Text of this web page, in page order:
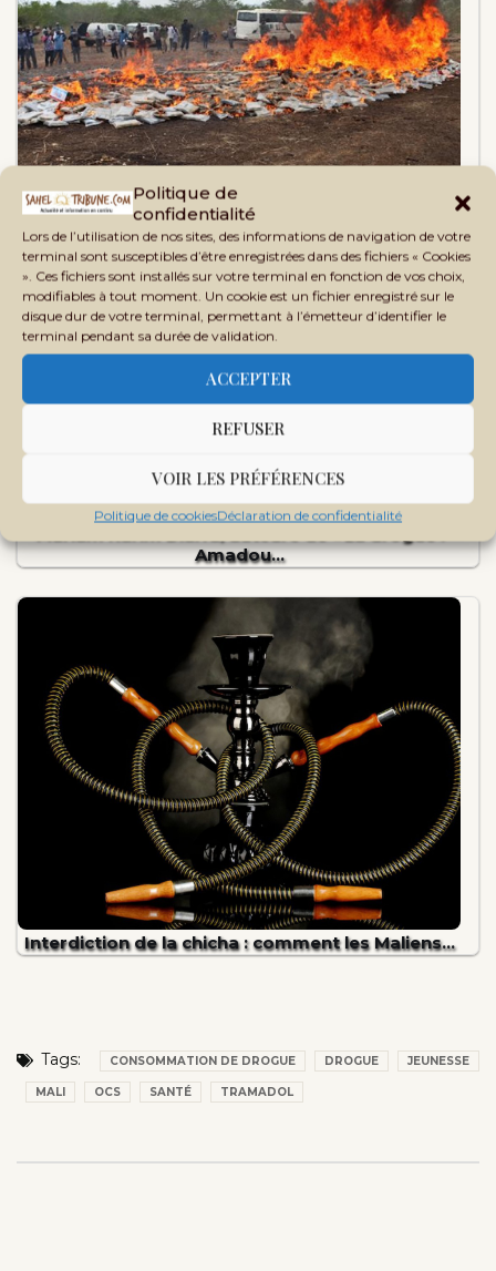
Politique de
confidentialité
Lors de l’utilisation de nos sites, des informations de navigation de votre
terminal sont susceptibles d’être enregistrées dans des fichiers « Cookies
». Ces fichiers sont installés sur votre terminal en fonction de vos choix,
modifiables à tout moment. Un cookie est un fichier enregistré sur le
disque dur de votre terminal, permettant à l’émetteur d’identifier le
terminal pendant sa durée de validation.
ACCEPTER
REFUSER
VOIR LES PRÉFÉRENCES
Politique de cookiesDéclaration de confidentialité
Incinération de stupéfiants : une victoire…
Amadou…
Interdiction de la chicha : comment les Maliens…
Tags: CONSOMMATION DE DROGUE DROGUE JEUNESSE
MALI OCS SANTÉ TRAMADOL